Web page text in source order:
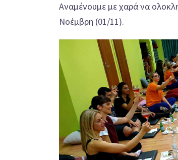
Αναμένουμε με χαρά να
Νοέμβρη (01/11).